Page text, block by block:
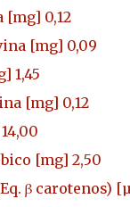
[mg] 0,12
[mg] 0,09
1,45
[mg] 0,12
14,00
[mg] 2,50
β carotenos)